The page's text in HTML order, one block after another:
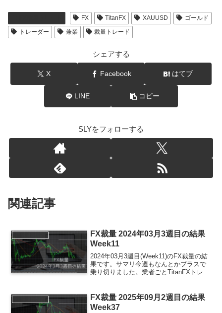
FX TitanFX XAUUSD
ゴールド
トレーダー
兼業 裁量トレード
シェアする
X Facebook はてブ
LINE コピー
SLYをフォローする
関連記事
FX裁量 2024年03月3週目の結果
Week11
2024年03月3週目(Week11)のFX裁量の結
果です。サマリ今週もなんとかプラスで
乗り切りました。業者ごとTitanFXトレー
度かポジションを取りました。ほと...
FX裁量 2025年09月2週目の結果
Week37